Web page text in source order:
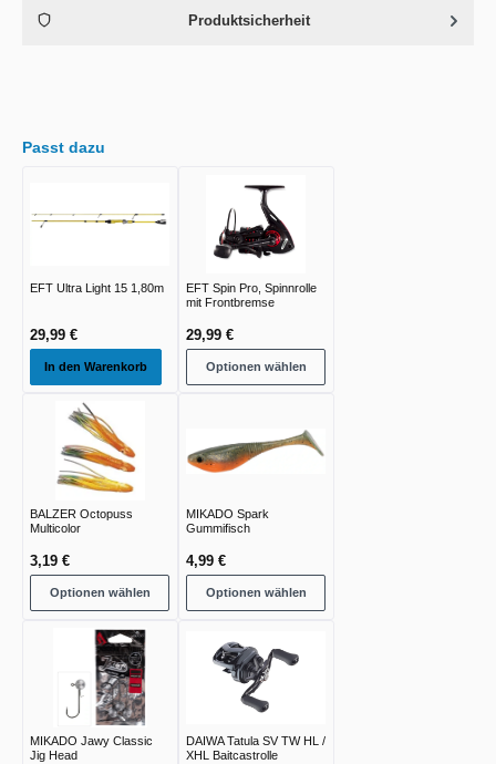
Produktsicherheit
Passt dazu
EFT Ultra Light 15 1,80m
29,99 €
In den Warenkorb
EFT Spin Pro, Spinnrolle
mit Frontbremse
29,99 €
Optionen wählen
BALZER Octopuss
Multicolor
3,19 €
Optionen wählen
MIKADO Spark
Gummifisch
4,99 €
Optionen wählen
MIKADO Jawy Classic
Jig Head
DAIWA Tatula SV TW HL /
XHL Baitcastrolle